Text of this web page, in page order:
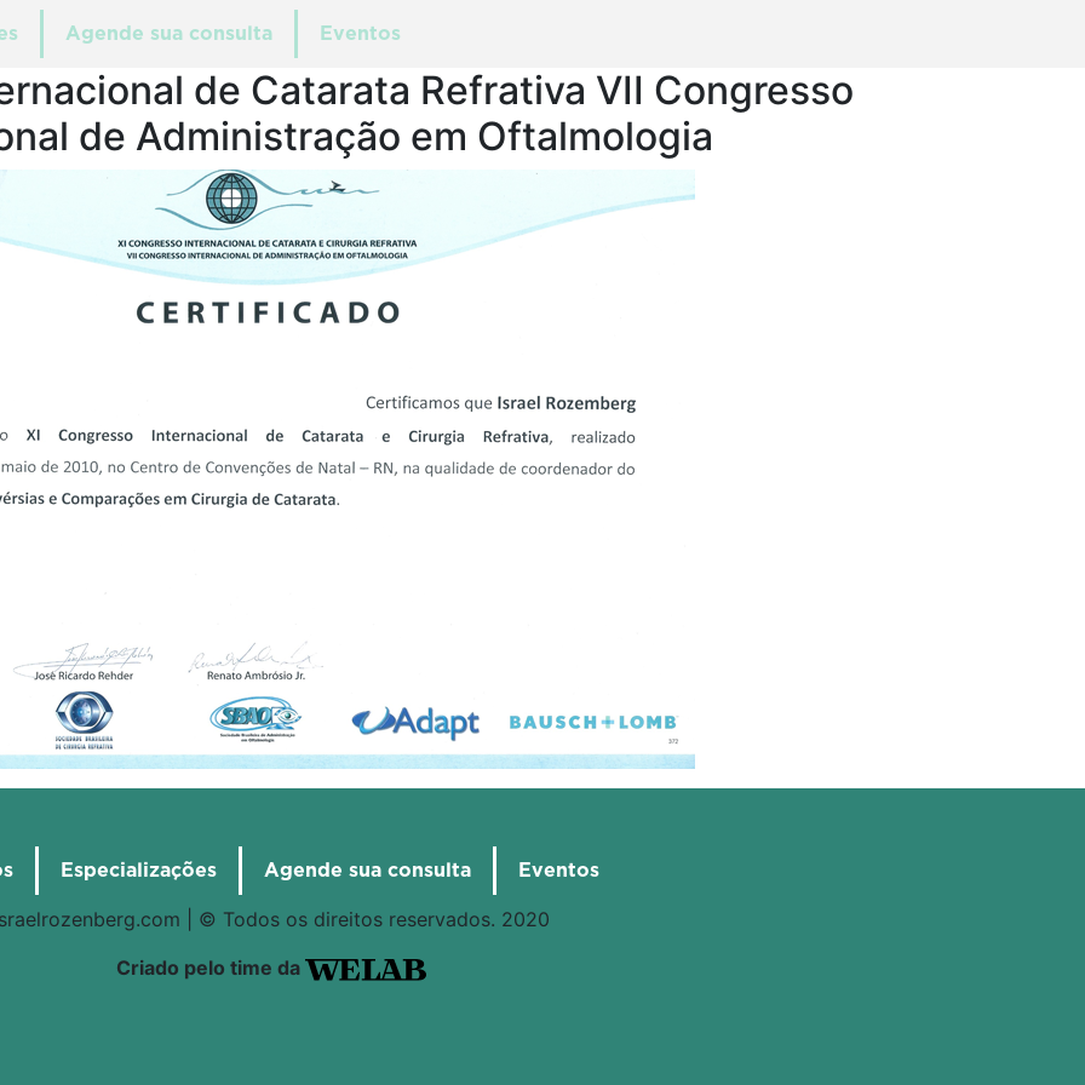
Agende sua consulta Eventos
de Catarata Refrativa VII Congresso
de Administração em Oftalmologia
Especializações Agende sua consulta Eventos
| © Todos os direitos reservados. 2020
Criado pelo time da